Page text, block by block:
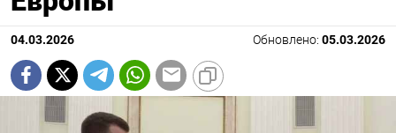
04.03.2026 Обновлено: 05.03.2026